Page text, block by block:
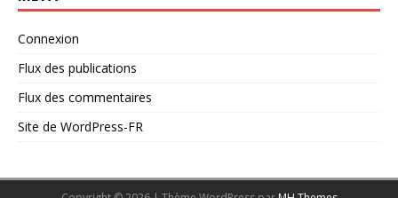
Connexion
Flux des publications
Flux des commentaires
Site de WordPress-FR